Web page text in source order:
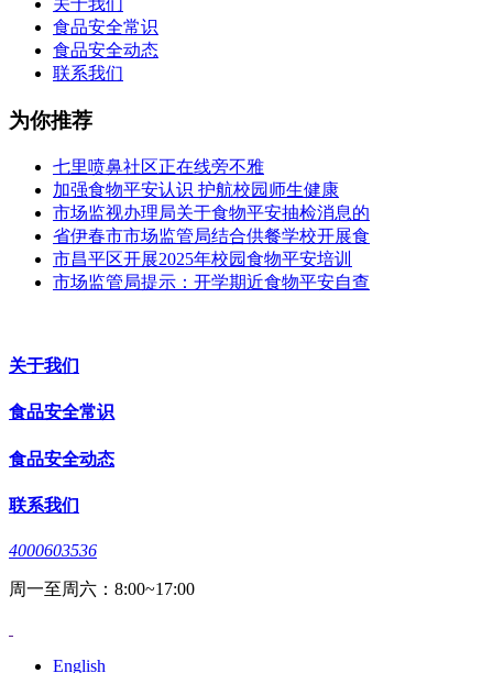
关于我们
食品安全常识
食品安全动态
联系我们
为你推荐
七里喷鼻社区正在线旁不雅
加强食物平安认识 护航校园师生健康
市场监视办理局关于食物平安抽检消息的
省伊春市市场监管局结合供餐学校开展食
市昌平区开展2025年校园食物平安培训
市场监管局提示：开学期近食物平安自查
关于我们
食品安全常识
食品安全动态
联系我们
4000603536
周一至周六：8:00~17:00
English